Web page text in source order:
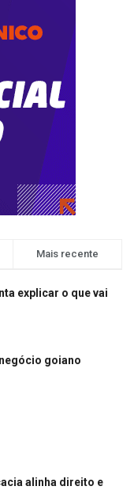
Mais recente
explicar o que vai
goiano
alinha direito e